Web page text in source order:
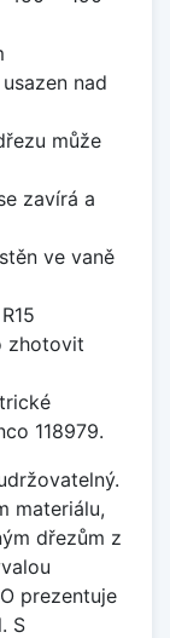
nad
může
zavírá a
ve vaně
zhotovit
118979.
materiálu,
dřezům z
prezentuje
S